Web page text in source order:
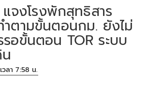
จงโรงพักสุทธิสาร
ำตามขั้นตอนกม. ยังไม่
รอขั้นตอน TOR ระบบ
ลา 7:58 น.